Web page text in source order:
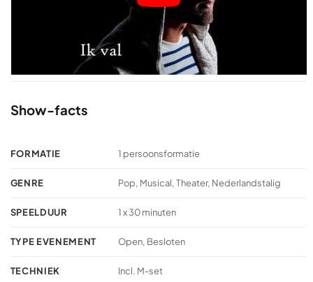
Show-facts
FORMATIE 1 persoonsformatie
GENRE Pop, Musical, Theater, Nederlandstalig
SPEELDUUR 1 x 30 minuten
TYPE EVENEMENT Open, Besloten
TECHNIEK Incl. M-set